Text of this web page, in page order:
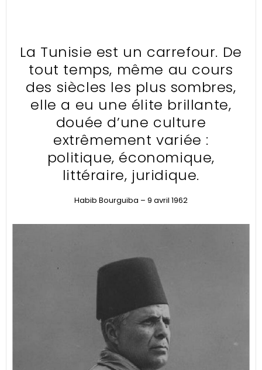
La Tunisie est un carrefour. De
tout temps, même au cours
des siècles les plus sombres,
elle a eu une élite brillante,
douée d’une culture
extrêmement variée :
politique, économique,
littéraire, juridique.
Habib Bourguiba – 9 avril 1962